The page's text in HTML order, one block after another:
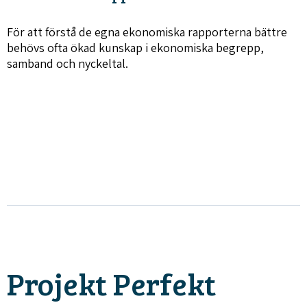
För att förstå de egna ekonomiska rapporterna bättre
behövs ofta ökad kunskap i ekonomiska begrepp,
samband och nyckeltal.
Projekt Perfekt